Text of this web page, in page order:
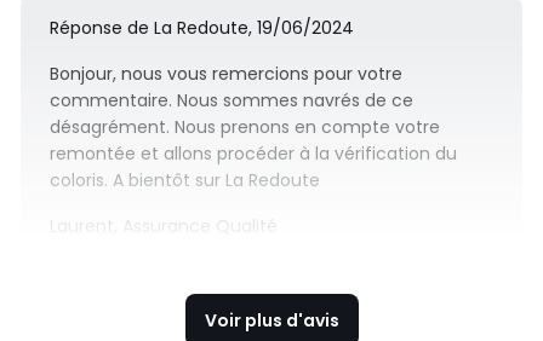
Réponse de La Redoute, 19/06/2024
Bonjour, nous vous remercions pour votre
commentaire. Nous sommes navrés de ce
désagrément. Nous prenons en compte votre
remontée et allons procéder à la vérification du
coloris. A bientôt sur La Redoute
Laurent, Assurance Qualité
Voir plus d'avis